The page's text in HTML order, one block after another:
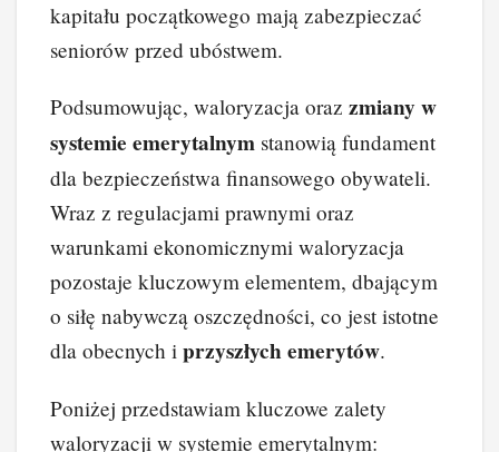
kapitału początkowego mają zabezpieczać
seniorów przed ubóstwem.
Podsumowując, waloryzacja oraz zmiany w
systemie emerytalnym stanowią fundament
dla bezpieczeństwa finansowego obywateli.
Wraz z regulacjami prawnymi oraz
warunkami ekonomicznymi waloryzacja
pozostaje kluczowym elementem, dbającym
o siłę nabywczą oszczędności, co jest istotne
dla obecnych i przyszłych emerytów.
Poniżej przedstawiam kluczowe zalety
waloryzacji w systemie emerytalnym: